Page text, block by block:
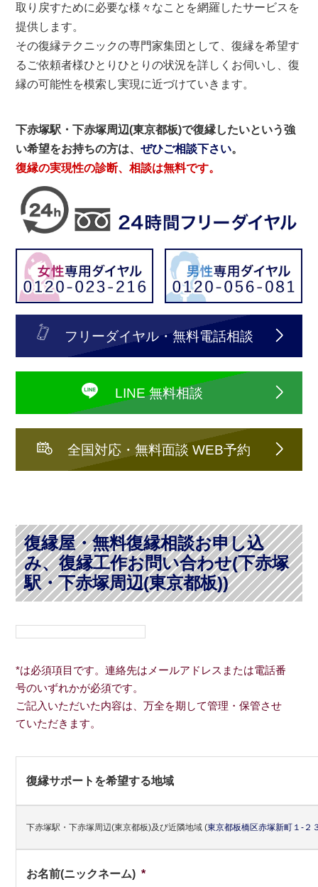
取り戻すために必要な様々なことを網羅したサービスを
提供します。
その復縁テクニックの専門家集団として、復縁を希望す
るご依頼者様ひとりひとりの状況を詳しくお伺いし、復
縁の可能性を模索し実現に近づけていきます。
下赤塚駅・下赤塚周辺(東京都板)で復縁したいという強
い希望をお持ちの方は、ぜひご相談下さい。
復縁の実現性の診断、相談は無料です。
フリーダイヤル・無料電話相談
LINE 無料相談
全国対応・無料面談 WEB予約
復縁屋・無料復縁相談お申し込
み、復縁工作お問い合わせ(下赤塚
駅・下赤塚周辺(東京都板))
*は必須項目です。連絡先はメールアドレスまたは電話番
号のいずれかが必須です。
ご記入いただいた内容は、万全を期して管理・保管させ
ていただきます。
復縁サポートを希望する地域
下赤塚駅・下赤塚周辺(東京都板)及び近隣地域(東京都板橋区赤塚新町１-２
お名前(ニックネーム) *